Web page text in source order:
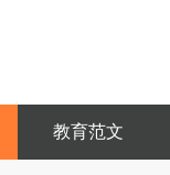
教育范文